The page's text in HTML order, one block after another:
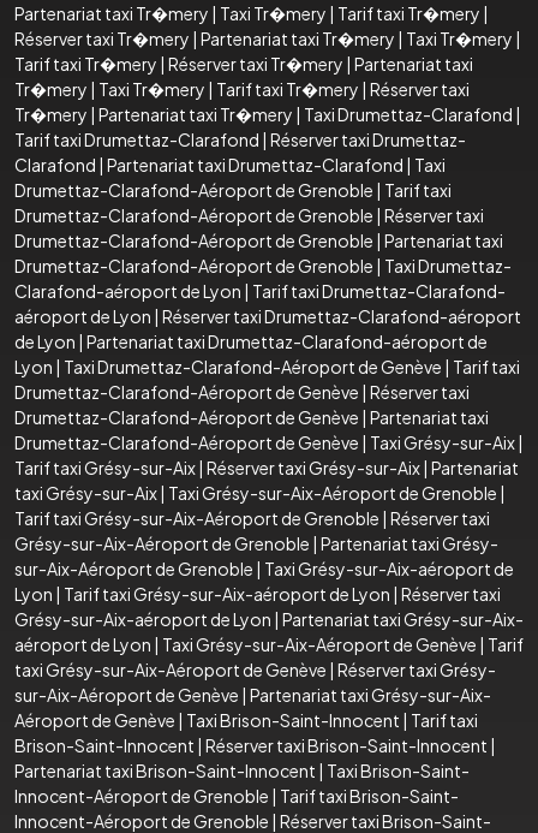
Partenariat taxi Tr�mery | Taxi Tr�mery | Tarif taxi Tr�mery |
Réserver taxi Tr�mery | Partenariat taxi Tr�mery | Taxi Tr�mery |
Tarif taxi Tr�mery | Réserver taxi Tr�mery | Partenariat taxi
Tr�mery | Taxi Tr�mery | Tarif taxi Tr�mery | Réserver taxi
Tr�mery | Partenariat taxi Tr�mery | Taxi Drumettaz-Clarafond |
Tarif taxi Drumettaz-Clarafond | Réserver taxi Drumettaz-
Clarafond | Partenariat taxi Drumettaz-Clarafond | Taxi
Drumettaz-Clarafond-Aéroport de Grenoble | Tarif taxi
Drumettaz-Clarafond-Aéroport de Grenoble | Réserver taxi
Drumettaz-Clarafond-Aéroport de Grenoble | Partenariat taxi
Drumettaz-Clarafond-Aéroport de Grenoble | Taxi Drumettaz-
Clarafond-aéroport de Lyon | Tarif taxi Drumettaz-Clarafond-
aéroport de Lyon | Réserver taxi Drumettaz-Clarafond-aéroport
de Lyon | Partenariat taxi Drumettaz-Clarafond-aéroport de
Lyon | Taxi Drumettaz-Clarafond-Aéroport de Genève | Tarif taxi
Drumettaz-Clarafond-Aéroport de Genève | Réserver taxi
Drumettaz-Clarafond-Aéroport de Genève | Partenariat taxi
Drumettaz-Clarafond-Aéroport de Genève | Taxi Grésy-sur-Aix|
Tarif taxi Grésy-sur-Aix| Réserver taxi Grésy-sur-Aix| Partenariat
taxi Grésy-sur-Aix| Taxi Grésy-sur-Aix-Aéroport de Grenoble |
Tarif taxi Grésy-sur-Aix-Aéroport de Grenoble | Réserver taxi
Grésy-sur-Aix-Aéroport de Grenoble | Partenariat taxi Grésy-
sur-Aix-Aéroport de Grenoble | Taxi Grésy-sur-Aix-aéroport de
Lyon | Tarif taxi Grésy-sur-Aix-aéroport de Lyon | Réserver taxi
Grésy-sur-Aix-aéroport de Lyon | Partenariat taxi Grésy-sur-Aix-
aéroport de Lyon | Taxi Grésy-sur-Aix-Aéroport de Genève | Tarif
taxi Grésy-sur-Aix-Aéroport de Genève | Réserver taxi Grésy-
sur-Aix-Aéroport de Genève | Partenariat taxi Grésy-sur-Aix-
Aéroport de Genève | Taxi Brison-Saint-Innocent | Tarif taxi
Brison-Saint-Innocent | Réserver taxi Brison-Saint-Innocent |
Partenariat taxi Brison-Saint-Innocent | Taxi Brison-Saint-
Innocent-Aéroport de Grenoble | Tarif taxi Brison-Saint-
Innocent-Aéroport de Grenoble | Réserver taxi Brison-Saint-